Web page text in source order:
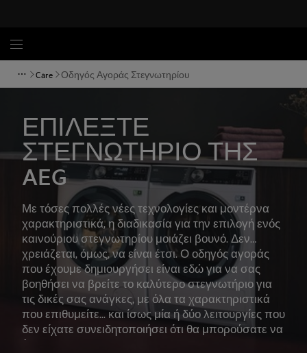
Care Οδηγός Αγοράς Στεγνωτηρίου
ΕΠΙΛΕΞΤΕ
ΣΤΕΓΝΩΤΗΡΙΟ ΤΗΣ
AEG
Με τόσες πολλές νέες τεχνολογίες και μοντέρνα
χαρακτηριστικά, η διαδικασία για την επιλογή ενός
καινούριου στεγνωτηρίου μοιάζει βουνό. Δεν
χρειάζεται, όμως, να είναι έτσι. Ο οδηγός αγοράς
που έχουμε δημιουργήσει είναι εδώ για να σας
βοηθήσει να βρείτε το καλύτερο στεγνωτήριο για
τις δικές σας ανάγκες, με όλα τα χαρακτηριστικά
που επιθυμείτε... και ίσως μία ή δύο λειτουργίες που
δεν είχατε συνειδητοποιήσει ότι θα μπορούσατε να
έχετε.